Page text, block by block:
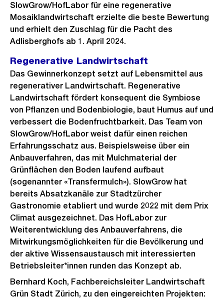
SlowGrow/HofLabor für eine regenerative
Mosaiklandwirtschaft erzielte die beste Bewertung
und erhielt den Zuschlag für die Pacht des
Adlisberghofs ab 1. April 2024.
Regenerative Landwirtschaft
Das Gewinnerkonzept setzt auf Lebensmittel aus
regenerativer Landwirtschaft. Regenerative
Landwirtschaft fördert konsequent die Symbiose
von Pflanzen und Bodenbiologie, baut Humus auf und
verbessert die Bodenfruchtbarkeit. Das Team von
SlowGrow/HofLabor weist dafür einen reichen
Erfahrungsschatz aus. Beispielsweise über ein
Anbauverfahren, das mit Mulchmaterial der
Grünflächen den Boden laufend aufbaut
(sogenannter «Transfermulch»). SlowGrow hat
bereits Absatzkanäle zur Stadtzürcher
Gastronomie etabliert und wurde 2022 mit dem Prix
Climat ausgezeichnet. Das HofLabor zur
Weiterentwicklung des Anbauverfahrens, die
Mitwirkungsmöglichkeiten für die Bevölkerung und
der aktive Wissensaustausch mit interessierten
Betriebsleiter*innen runden das Konzept ab.
Bernhard Koch, Fachbereichsleiter Landwirtschaft
Grün Stadt Zürich, zu den eingereichten Projekten: